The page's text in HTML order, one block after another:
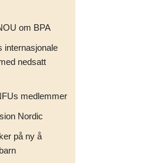
om BPA
internasjonale
nedsatt
medlemmer
Nordic
på ny å